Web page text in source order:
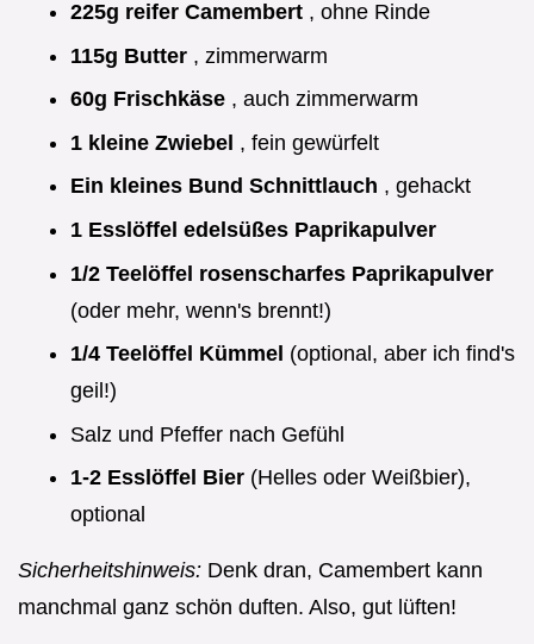
225g reifer Camembert , ohne Rinde
115g Butter , zimmerwarm
60g Frischkäse , auch zimmerwarm
1 kleine Zwiebel , fein gewürfelt
Ein kleines Bund Schnittlauch , gehackt
1 Esslöffel edelsüßes Paprikapulver
1/2 Teelöffel rosenscharfes Paprikapulver
(oder mehr, wenn's brennt!)
1/4 Teelöffel Kümmel (optional, aber ich find's
geil!)
Salz und Pfeffer nach Gefühl
1-2 Esslöffel Bier (Helles oder Weißbier),
optional
Sicherheitshinweis: Denk dran, Camembert kann
manchmal ganz schön duften. Also, gut lüften!